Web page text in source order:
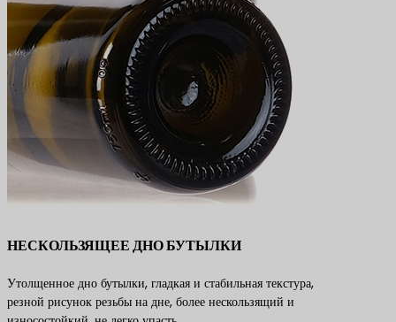
НЕСКОЛЬЗЯЩЕЕ ДНО БУТЫЛКИ
Утолщенное дно бутылки, гладкая и стабильная текстура,
резной рисунок резьбы на дне, более нескользящий и